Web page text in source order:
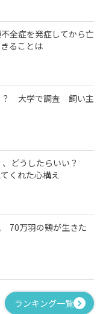
全症を発症してから亡
ることは
？ 大学で調査 飼い主
、どうしたらいい？
くれた心構え
70万羽の鶏が生きた
ランキング一覧